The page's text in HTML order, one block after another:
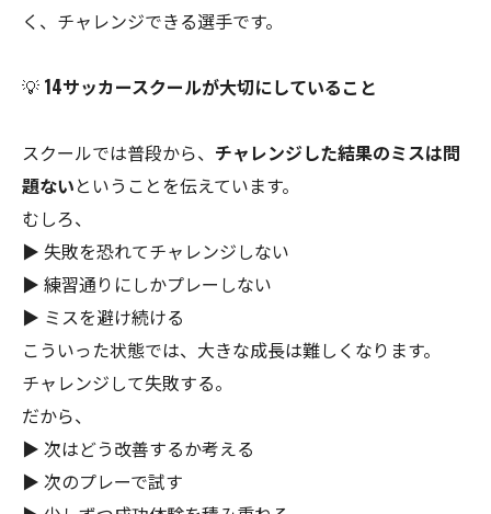
く、チャレンジできる選手です。
💡 14サッカースクールが大切にしていること
スクールでは普段から、 チャレンジした結果のミスは問
題ないということを伝えています。
むしろ、
▶ 失敗を恐れてチャレンジしない
▶ 練習通りにしかプレーしない
▶ ミスを避け続ける
こういった状態では、大きな成長は難しくなります。
チャレンジして失敗する。
だから、
▶ 次はどう改善するか考える
▶ 次のプレーで試す